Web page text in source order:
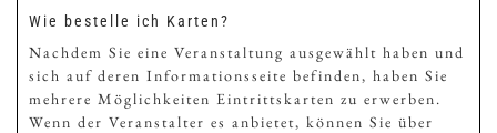
Wie bestelle ich Karten?
Nachdem Sie eine Veranstaltung ausgewählt haben und
sich auf deren Informationsseite befinden, haben Sie
mehrere Möglichkeiten Eintrittskarten zu erwerben.
Wenn der Veranstalter es anbietet, können Sie über